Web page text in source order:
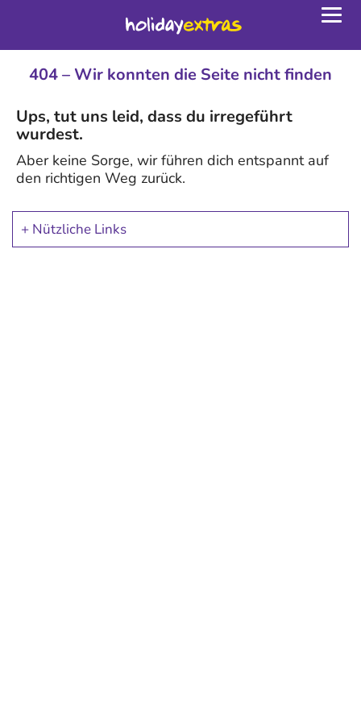
404 – Wir konnten die Seite nicht finden
Ups, tut uns leid, dass du irregeführt
wurdest.
Aber keine Sorge, wir führen dich entspannt auf
den richtigen Weg zurück.
>
Nützliche Links